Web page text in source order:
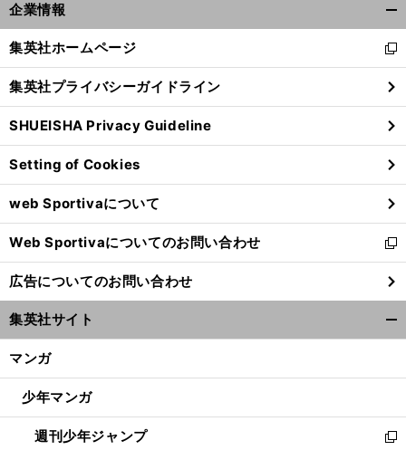
企業情報
閉
る
集英社ホームページ
新
し
い
ウ
ィ
ン
ド
ウ
で
開
く
集英社プライバシーガイドライン
SHUEISHA Privacy Guideline
Setting of Cookies
web Sportivaについて
Web Sportivaについてのお問い合わせ
新
し
い
ウ
ィ
ン
ウ
開
く
広告についてのお問い合わせ
集英社サイト
マンガ
少年マンガ
週刊少年ジャンプ
新